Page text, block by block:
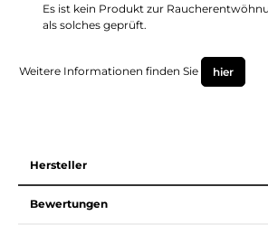
Es ist kein Produkt zur
als solches geprüft.
Weitere Informationen finden Sie hier
Hersteller
Bewertungen